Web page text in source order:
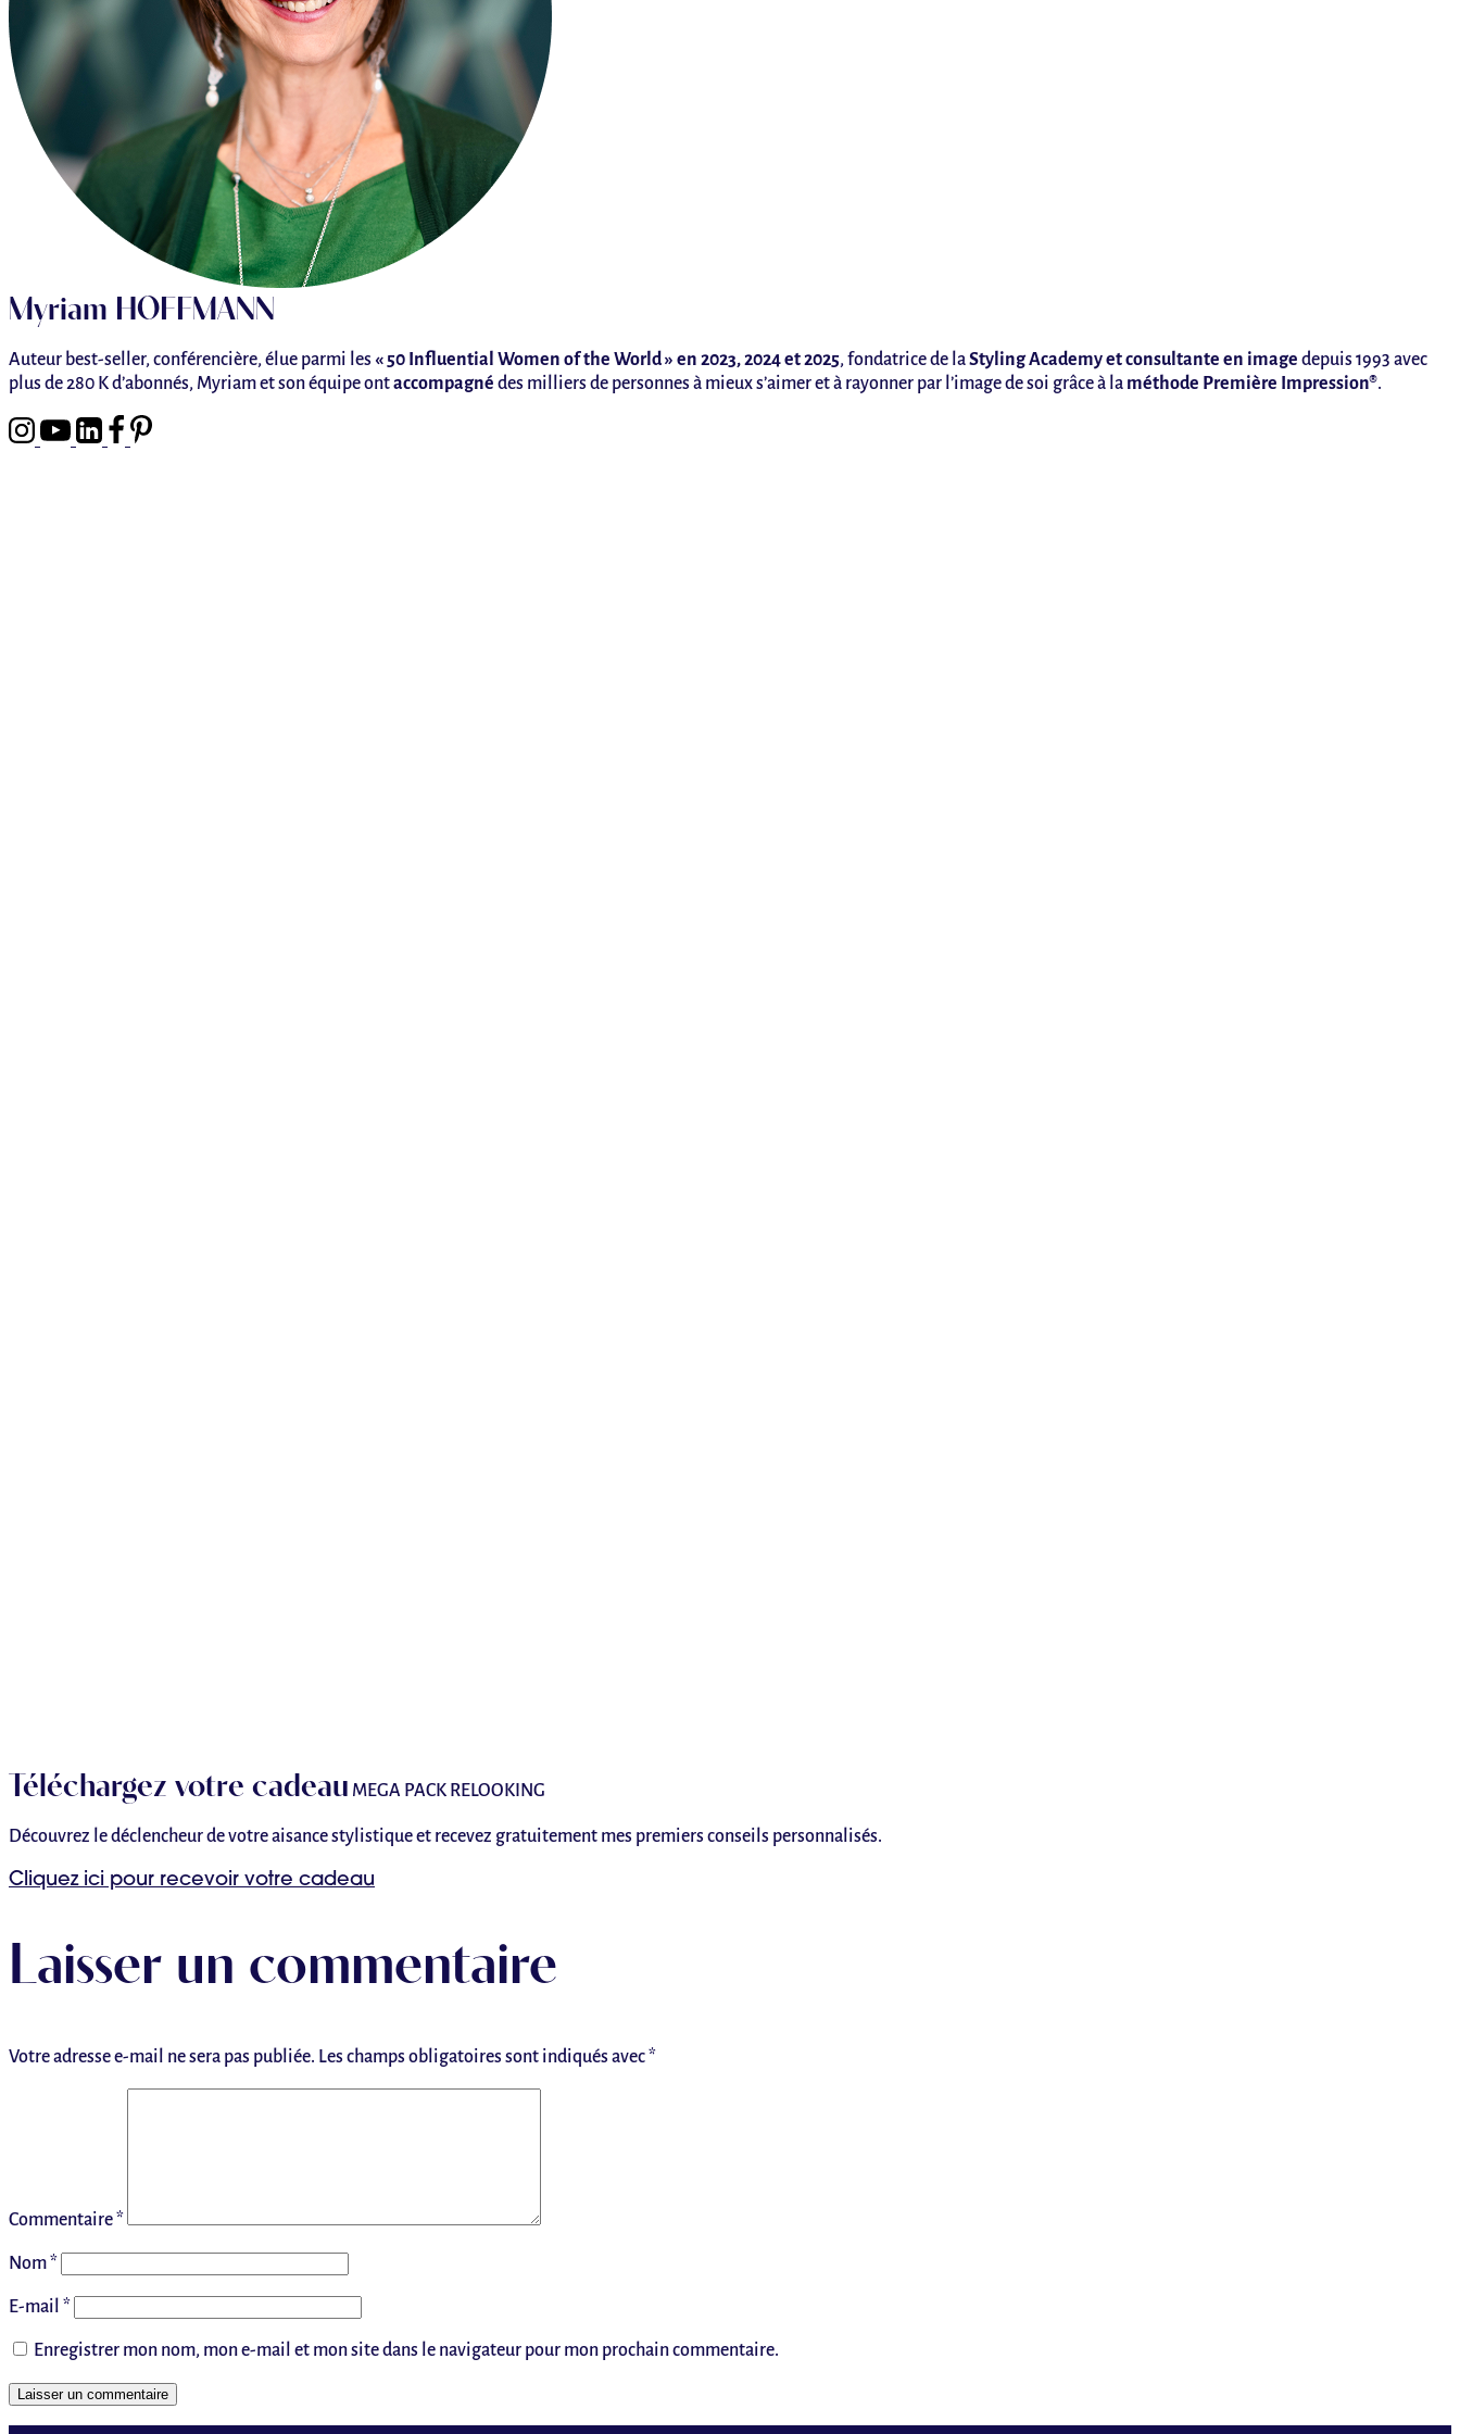
Myriam HOFFMANN
Auteur best-seller, conférencière, élue parmi les « 50 Influential Women of the World » en 2023, 2024 et 2025, fondatrice de laStyling Academy et consultante en image depuis 1993 avec
plus de 280 K d’abonnés, Myriam et son équipe ontaccompagné des milliers de personnes à mieux s’aimer et à rayonner par l’image de soi grâce à la méthode Première Impression®.
Téléchargez votre cadeau MEGA PACK RELOOKING
Découvrez le déclencheur de votre aisance stylistique et recevez gratuitement mes premiers conseils personnalisés.
Cliquez ici pour recevoir votre cadeau
Laisser un commentaire
Votre adresse e-mail ne sera pas publiée. Les champs obligatoires sont indiqués avec*
Commentaire*
Nom*
E-mail *
Enregistrer mon nom, mon e-mail et mon site dans le navigateur pour mon prochain commentaire.